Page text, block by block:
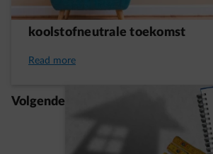
72% van de Belgen wil
koolstofneutrale toekomst
Read more
Volgende